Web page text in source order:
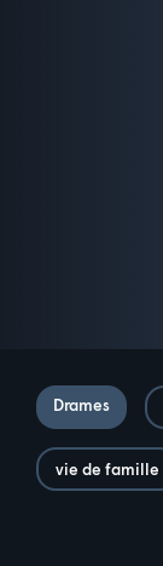
Drames
vie de famille